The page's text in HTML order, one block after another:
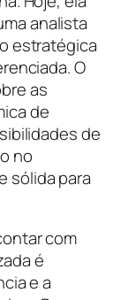
analista
estratégica
O
as
de
de
no
sólida para
com
é
e a